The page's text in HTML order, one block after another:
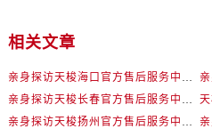
相关文章
亲身探访天梭海口官方售后服务中心｜最新热线电话与地址（2026年7月最新）
亲身探访天梭长春官方售后服务中心｜详细地址及客服热线（2026年7月最新）
亲身探访天梭扬州官方售后服务中心｜最新热线及维修地址（2026年7月最新）